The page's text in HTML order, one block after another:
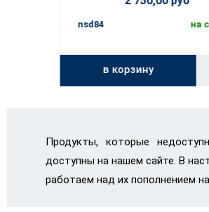
nsd84 на
в корзину
Продукты, которые
доступны на нашем сайте. В
работаем над их пополнением